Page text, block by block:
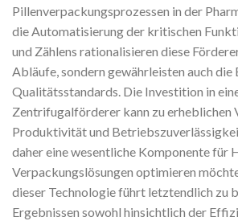
Pillenverpackungsprozessen in der
die Automatisierung der kritischen
und Zählens rationalisieren diese
Abläufe, sondern gewährleisten auch die
Qualitätsstandards. Die Investition in
Zentrifugalförderer kann zu erheblichen
Produktivität und
daher eine wesentliche Komponente für
Verpackungslösungen optimieren
dieser Technologie führt letztendlich zu
Ergebnissen sowohl hinsichtlich der